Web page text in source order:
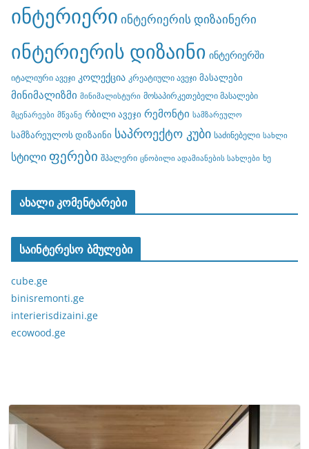
ინტერიერი ინტერიერის დიზაინერი
ინტერიერის დიზაინი ინტერიერში
იტალიური ავეჯი კოლექცია კრეატიული ავეჯი მასალები
მინიმალიზმი მინიმალისტური მოსაპირკეთებელი მასალები
მცენარეები მწვანე რბილი ავეჯი რემონტი სამზარეულო
სამზარეულოს დიზაინი საპროექტო კუბი საძინებელი სახლი
სტილი ფერები შპალერი ცნობილი ადამიანების სახლები ხე
ახალი კომენტარები
საინტერესო ბმულები
cube.ge
binisremonti.ge
interierisdizaini.ge
ecowood.ge